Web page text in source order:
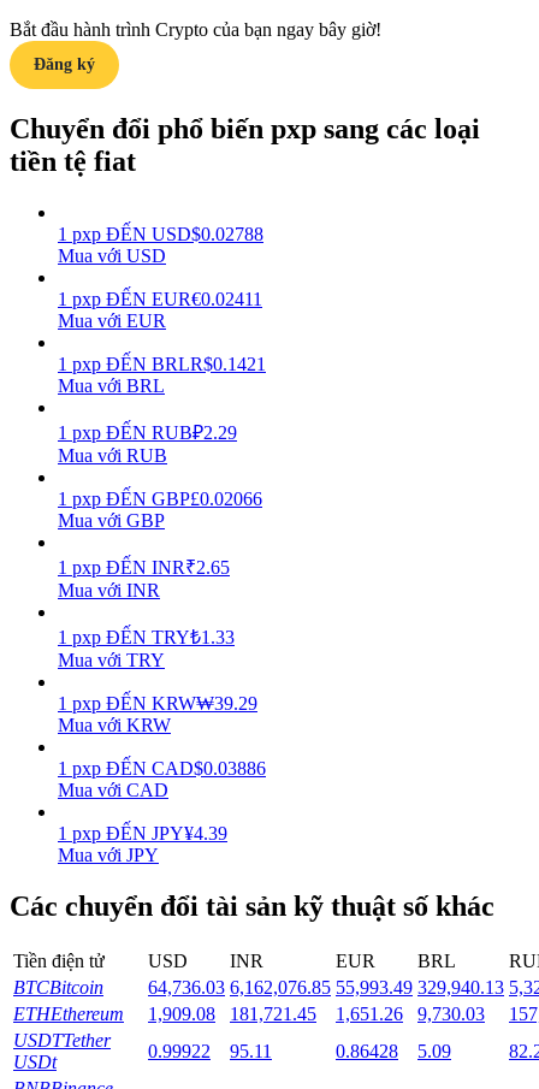
Power Piggy
Làm cho tài sản của bạn tăng giá trị đều đặn
Staking
Lợi nhuận cao và truy cập ngay lập tức
Launchpool
Đặt cọc linh hoạt để kiếm được các token phổ biến.
Bắt đầu hành trình Crypto của bạn ngay bây giờ!
Đăng ký
Chuyển đổi phổ biến pxp sang các loại
tiền tệ fiat
1 pxp ĐẾN USD$0.02788
Mua với USD
1 pxp ĐẾN EUR€0.02411
Mua với EUR
1 pxp ĐẾN BRLR$0.1421
Mua với BRL
1 pxp ĐẾN RUB₽2.29
Mua với RUB
1 pxp ĐẾN GBP£0.02066
Mua với GBP
1 pxp ĐẾN INR₹2.65
Mua với INR
1 pxp ĐẾN TRY₺1.33
Mua với TRY
1 pxp ĐẾN KRW₩39.29
Mua với KRW
1 pxp ĐẾN CAD$0.03886
Mua với CAD
1 pxp ĐẾN JPY¥4.39
Mua với JPY
Các chuyển đổi tài sản kỹ thuật số khác
Tiền điện tử USD INR EUR BRL
BTCBitcoin 64,736.03 6,162,076.85 55,993.49 329,940.13
ETHEthereum 1,909.08 181,721.45 1,651.26 9,730.03
USDTTether
USDt
0.99922 95.11 0.86428 5.09